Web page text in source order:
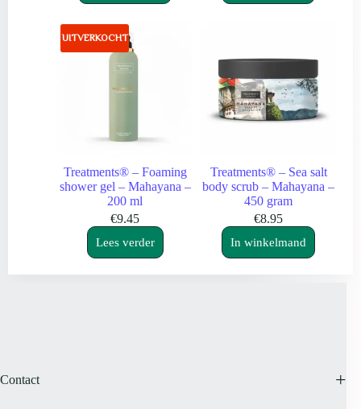
UITVERKOCHT
Treatments® – Foaming
shower gel – Mahayana –
200 ml
€9.45
Lees verder
Treatments® – Sea salt
body scrub – Mahayana –
450 gram
€8.95
In winkelmand
Contact